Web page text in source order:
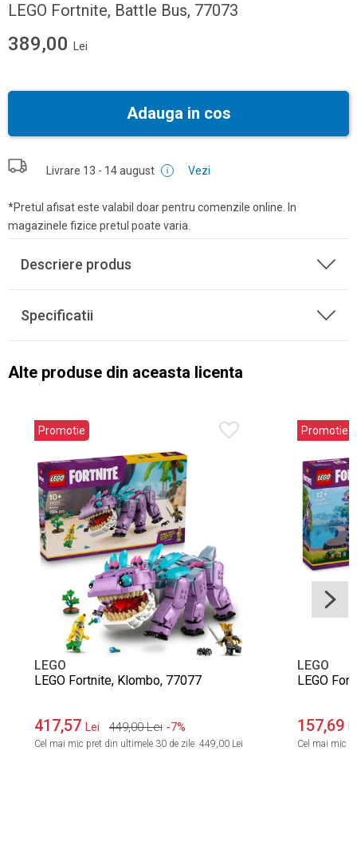
LEGO Fortnite, Battle Bus, 77073
389,00 Lei
Adauga in cos
Livrare 13 - 14 august Vezi
*Pretul afisat este valabil doar pentru comenzile online. In
magazinele fizice pretul poate varia.
Descriere produs
Specificatii
Alte produse din aceasta licenta
Promotie
LEGO
LEGO Fortnite, Klombo, 77077
417,57 Lei 449,00 Lei -7%
Cel mai mic pret din ultimele 30 de zile: 449,00 Lei
Promotie
LEGO
LEGO
157,69
Cel mai mic